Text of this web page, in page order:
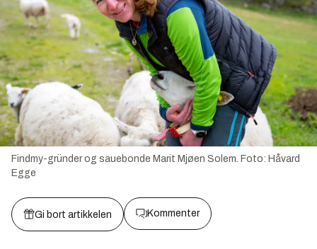
Findmy-gründer og sauebonde Marit Mjøen Solem. Foto: Håvard
Egge
Gi bort artikkelen Kommenter